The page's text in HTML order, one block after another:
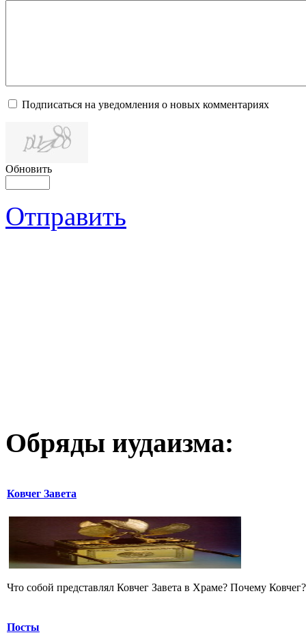
Подписаться на уведомления о новых комментариях
Обновить
Отправить
Обряды иудаизма:
Ковчег Завета
Что собой представлял Ковчег Завета в Храме? Почему
Посты